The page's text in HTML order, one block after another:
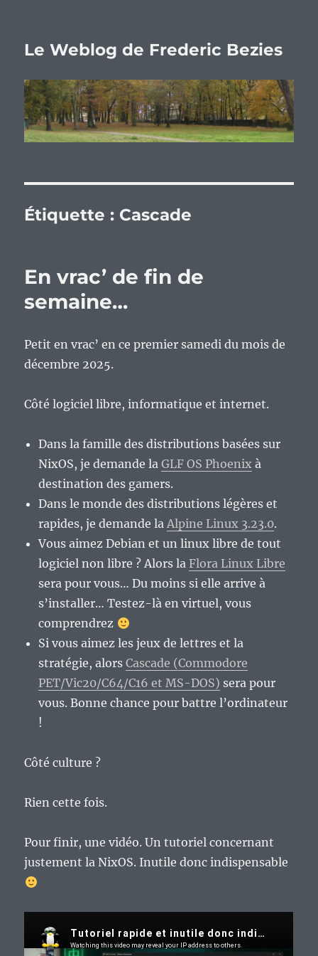
Le Weblog de Frederic Bezies
Étiquette : Cascade
En vrac’ de fin de
semaine…
Petit en vrac’ en ce premier samedi du mois de
décembre 2025.
Côté logiciel libre, informatique et internet.
Dans la famille des distributions basées sur
NixOS, je demande laGLF OS Phoenix à
destination des gamers.
Dans le monde des distributions légères et
rapides, je demande laAlpine Linux 3.23.0.
Vous aimez Debian et un linux libre de tout
logiciel non libre ? Alors laFlora Linux Libre
sera pour vous… Du moins si elle arrive à
s’installer… Testez-là en virtuel, vous
comprendrez
Si vous aimez les jeux de lettres et la
stratégie, alorsCascade (Commodore
PET/Vic20/C64/C16 et MS-DOS) sera pour
vous. Bonne chance pour battre l’ordinateur
!
Côté culture ?
Rien cette fois.
Pour finir, une vidéo. Un tutoriel concernant
justement la NixOS. Inutile donc indispensable